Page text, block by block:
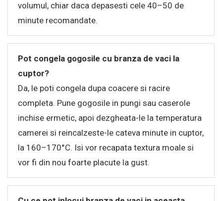
volumul, chiar daca depasesti cele 40–50 de
minute recomandate.
Pot congela gogosile cu branza de vaci la
cuptor?
Da, le poti congela dupa coacere si racire
completa. Pune gogosile in pungi sau caserole
inchise ermetic, apoi dezgheata-le la temperatura
camerei si reincalzeste-le cateva minute in cuptor,
la 160–170°C. Isi vor recapata textura moale si
vor fi din nou foarte placute la gust.